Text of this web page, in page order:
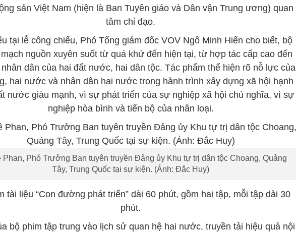
sản Việt Nam (hiện là Ban Tuyên giáo và Dân vận Trung ương) quan
tâm chỉ đạo.
tại lễ công chiếu, Phó Tổng giám đốc VOV Ngô Minh Hiển cho biết, bộ
nguồn xuyên suốt từ quá khứ đến hiện tại, từ hợp tác cấp cao đến
dân của hai đất nước, hai dân tộc. Tác phẩm thể hiện rõ nỗ lực của
hai nước và nhân dân hai nước trong hành trình xây dựng xã hội hạnh
nước giàu mạnh, vì sự phát triển của sự nghiệp xã hội chủ nghĩa, vì sự
nghiệp hòa bình và tiến bộ của nhân loại.
Phan, Phó Trưởng Ban tuyên truyền Đảng ủy Khu tự trị dân tộc Choang, Quảng
Tây, Trung Quốc tại sự kiện. (Ảnh: Đắc Huy)
tài liệu “Con đường phát triển” dài 60 phút, gồm hai tập, mỗi tập dài 30
phút.
bộ phim tập trung vào lịch sử quan hệ hai nước, truyền tải hiệu quả nội